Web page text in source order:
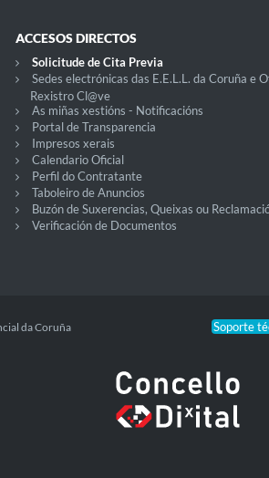
ACCESOS DIRECTOS
Solicitude de Cita Previa
Sedes electrónicas das E.E.L.L. da Coruña e
Rexistro Cl@ve
As miñas xestións - Notificacións
Portal de Transparencia
Impresos xerais
Calendario Oficial
Perfil do Contratante
Taboleiro de Anuncios
Buzón de Suxerencias, Queixas ou
Verificación de Documentos
Soporte
da Coruña